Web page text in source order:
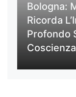
Bologna:
Ricorda
Profondo